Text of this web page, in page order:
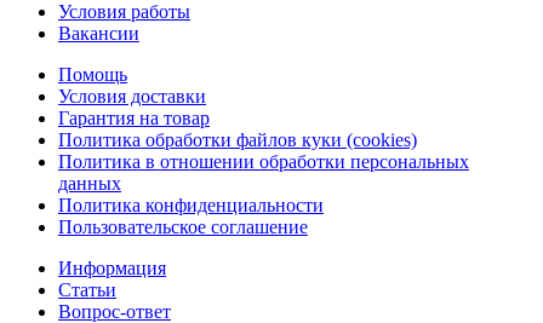
Условия работы
Вакансии
Помощь
Условия доставки
Гарантия на товар
Политика обработки файлов куки (cookies)
Политика в отношении обработки персональных
данных
Политика конфиденциальности
Пользовательское соглашение
Информация
Статьи
Вопрос-ответ